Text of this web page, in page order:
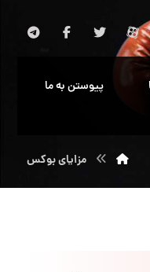
پیوستن به ما
مزایای بوکس